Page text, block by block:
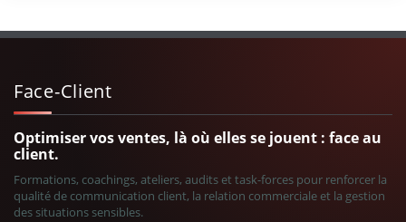
Face-Client
Optimiser vos ventes, là où elles se jouent : face au
client.
Formations, coachings, ateliers, audits et task-forces pour renforcer la
qualité de communication client, la relation commerciale et la gestion
des situations sensibles.